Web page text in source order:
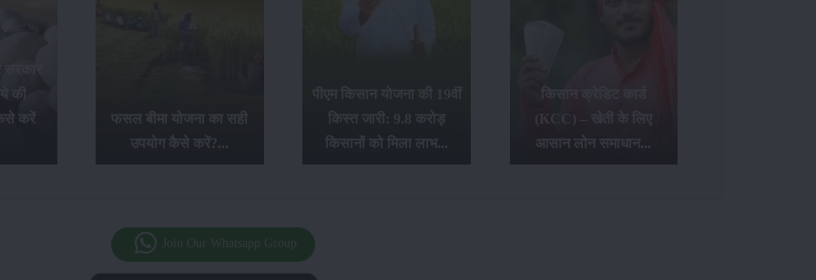
की
करें
फसल बीमा योजना का सही
उपयोग कैसे करें?...
पीएम किसान योजना की 19वीं
किस्त जारी: 9.8 करोड़
किसानों को मिला लाभ...
किसान क्रेडिट कार्ड
(KCC) – खेती के लिए
आसान लोन समाधान...
Join Our Whatsapp Group